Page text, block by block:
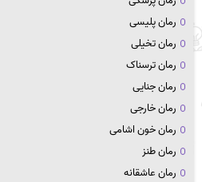
رمان پلیسی
رمان تخیلی
رمان ترسناک
رمان جنایی
رمان خارجی
رمان خون اشامی
رمان طنز
رمان عاشقانه